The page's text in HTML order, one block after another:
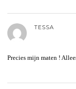
TESSA
Precies mijn maten !